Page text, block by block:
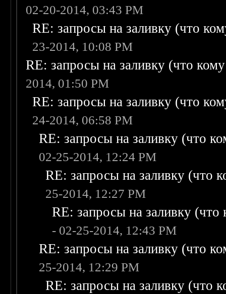
02-20-2014, 03:43 PM
RE: запросы на заливку (что
23-2014, 10:08 PM
RE: запросы на заливку (что
2014, 01:50 PM
RE: запросы на заливку (что
24-2014, 06:58 PM
RE: запросы на заливку (что
02-25-2014, 12:24 PM
RE: запросы на заливку (что
25-2014, 12:27 PM
RE: запросы на заливку
- 02-25-2014, 12:43 PM
RE: запросы на заливку (что
25-2014, 12:29 PM
RE: запросы на заливку (что